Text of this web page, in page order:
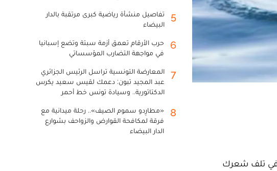
في تلف شعرك
5
تفاصيل منشأة رياضية كبرى مرتقبة بالدار
البيضاء
6
حرب الأرقام تعمق أزمة سبتة وتضع إسبانيا
في مواجهة التضارب المؤسساتي
7
المعارضة التونسية تراسل الرئيس الجزائري
عبد المجيد تبون: دعمك لقيس سعيد يكرس
الدكتاتورية.. وسيادة تونس خط أحمر
8
«مطارِدو سموم الصيف».. رحلة ميدانية مع
فرقة لمكافحة القوارض والزواحف بشوارع
الدار البيضاء